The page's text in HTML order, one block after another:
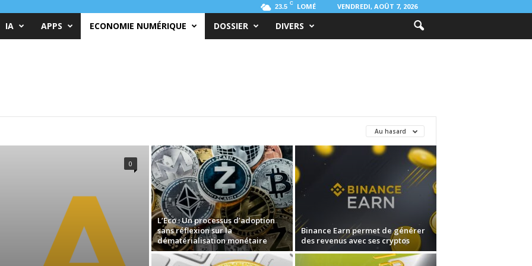
23.5 C LOMÉ VENDREDI, AOÛT 7, 2026
IA APPS ECONOMIE NUMÉRIQUE DOSSIER DIVERS
Au hasard
0
L’Eco : Un processus d’adoption
sans réflexion sur la
dématérialisation monétaire
Binance Earn permet de générer
des revenus avec ses cryptos